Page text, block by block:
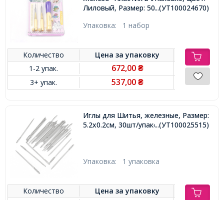
Лиловый, Размер: 50-185мм, 3 иглы
...(УТ100024670)
Упаковка: 1 набор
Количество Цена заупаковку
1-2 упак.
672,00 ₴
3+ упак. 537,00 ₴
Иглы для Шитья, железные, Размер:
5.2x0.2см, 30шт/упаковка,...(УТ100025515)
Упаковка: 1 упаковка
Количество Цена заупаковку